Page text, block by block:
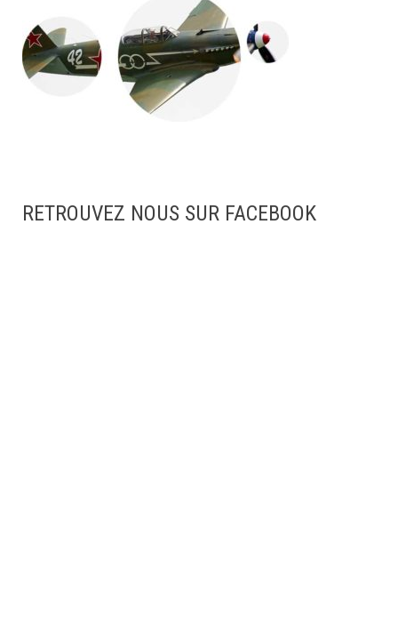
RETROUVEZ NOUS SUR FACEBOOK